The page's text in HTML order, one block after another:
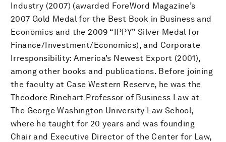
Industry (2007) (awarded ForeWord Magazine’s
2007 Gold Medal for the Best Book in Business and
Economics and the 2009 “IPPY” Silver Medal for
Finance/Investment/Economics), and Corporate
Irresponsibility: America’s Newest Export (2001),
among other books and publications. Before joining
the faculty at Case Western Reserve, he was the
Theodore Rinehart Professor of Business Law at
The George Washington University Law School,
where he taught for 20 years and was founding
Chair and Executive Director of the Center for Law,